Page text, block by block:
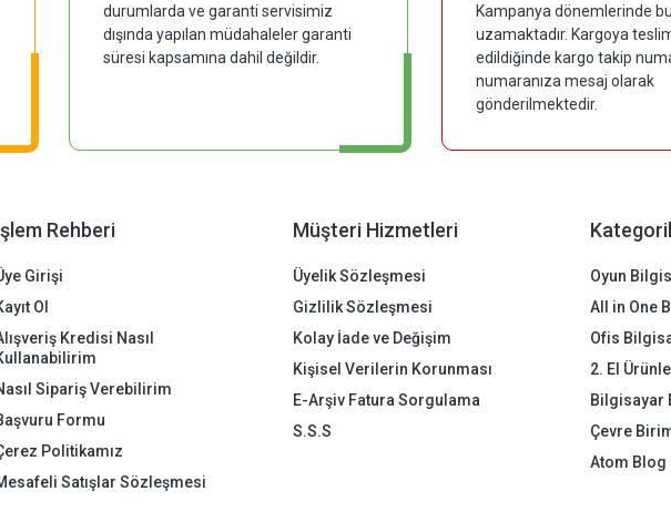
durumlarda ve garanti servisimiz
dışında yapılan müdahaleler garanti
süresi kapsamına dahil değildir.
Kampanya dönemlerinde
uzamaktadır. Kargoya
edildiğinde kargo takip
numaranıza mesaj olarak
gönderilmektedir.
Rehberi
Girişi
Ol
Kredisi Nasıl
Sipariş Verebilirim
Formu
Politikamız
Satışlar Sözleşmesi
Müşteri Hizmetleri
Üyelik Sözleşmesi
Gizlilik Sözleşmesi
Kolay İade ve Değişim
Kişisel Verilerin Korunması
E-Arşiv Fatura Sorgulama
S.S.S
Oyun
All in One
Ofis
2. El
Bilgisayar
Çevre
Atom Blog